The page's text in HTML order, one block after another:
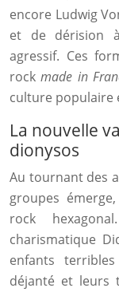
encore Ludwig
et de dérision
agressif. Ces
rockmade in
culture populaire
La nouvelle
dionysos
Au tournant des
groupes
rock
charismatique
enfants
déjanté et leurs